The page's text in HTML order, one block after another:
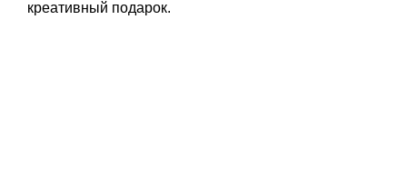
креативный подарок.